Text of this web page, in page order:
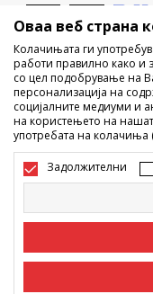
Не е дозволено
интернет страните
однесува на логоа,
истите да се отстапуваат
се користат за било
Настојуваме да
фотографијата и
сите информации се
дека мораат да се
производите може да
Оваа веб страна
Колачињата ги
работи правилно како и
со цел подобрување на
персонализација на
социјалните медиуми и
на користењето на
употребата на колачиња
Задолжителни